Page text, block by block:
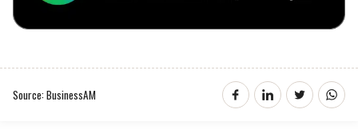
Source: BusinessAM